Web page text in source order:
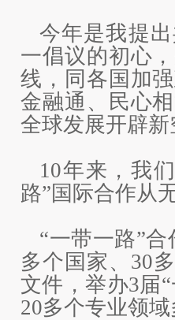
今年是我提
一倡议的初心
线，同各国加
金融通、民心
全球发展开辟
10年来，我
路”国际合作从
“一带一路”
多个国家、30
文件，举办3届
20多个专业领域